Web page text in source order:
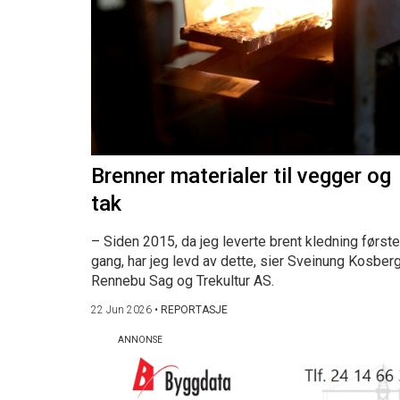
Brenner materialer til vegger og
tak
– Siden 2015, da jeg leverte brent kledning første
gang, har jeg levd av dette, sier Sveinung
Rennebu Sag og Trekultur AS.
22 Jun 2026 • REPORTASJE